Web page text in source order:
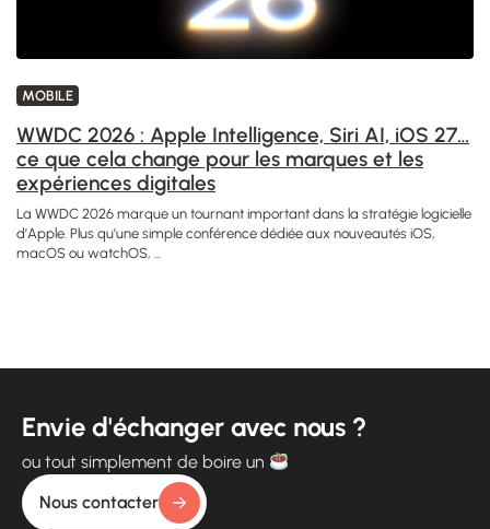
MOBILE
WWDC 2026 : Apple Intelligence, Siri AI, iOS 27…
ce que cela change pour les marques et les
expériences digitales
La WWDC 2026 marque un tournant important dans la stratégie logicielle
d’Apple. Plus qu’une simple conférence dédiée aux nouveautés iOS,
macOS ou watchOS, ...
Envie d'échanger avec nous ?
ou tout simplement de boire un
Nous contacter